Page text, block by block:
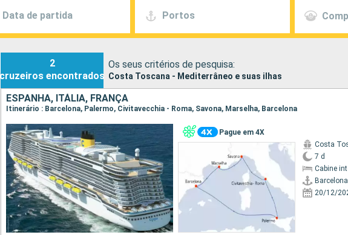
Data de partida Portos
2
cruzeiros encontrados
Os seus critérios de pesquisa:
Costa Toscana - Mediterrâneo e suas ilhas
ESPANHA, ITÁLIA, FRANÇA
Itinerário : Barcelona, Palermo, Civitavecchia - Roma, Savona, Marselha, Barcelona
Pague em 4X
Costa
7 d
Cabine
Barcelona
20/12/